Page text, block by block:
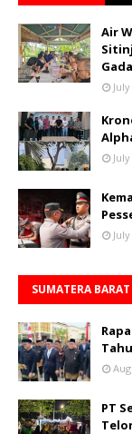
Air
SUMATERA BARAT
PT